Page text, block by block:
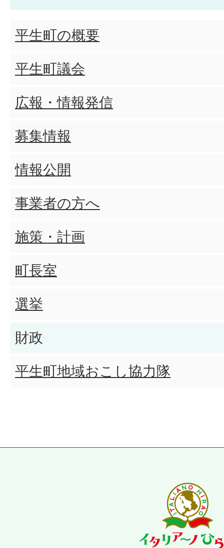
平生町の概要
平生町議会
広報・情報発信
募集情報
情報公開
事業者の方へ
施策・計画
町長室
選挙
財政
平生町地域おこし協力隊